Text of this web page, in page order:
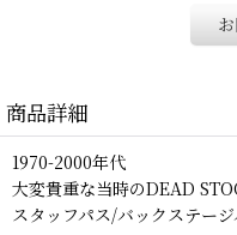
商品詳細
1970-2000年代
大変貴重な当時のDEAD
スタッフパス/バックステージ